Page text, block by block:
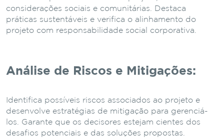
considerações sociais e comunitárias. Destaca
práticas sustentáveis e verifica o alinhamento do
projeto com responsabilidade social corporativa.
Análise de Riscos e Mitigações:
Identifica possíveis riscos associados ao projeto e
desenvolve estratégias de mitigação para gerenciá-
los. Garante que os decisores estejam cientes dos
desafios potenciais e das soluções propostas.